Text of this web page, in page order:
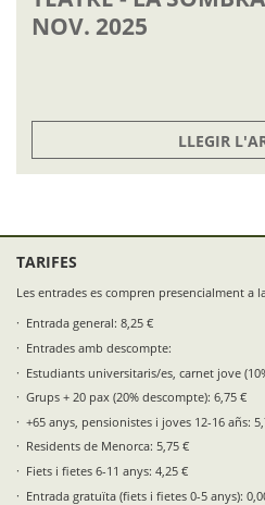
NOV. 2025
LLEGIR
TARIFES
Les entrades es compren presencialment a
Entrada general: 8,25 €
Entrades amb descompte:
Estudiants universitaris/es, carnet jove
Grups + 20 pax (20% descompte): 6,75 €
+65 anys, pensionistes i joves 12-16 añs:
Residents de Menorca: 5,75 €
Fiets i fietes 6-11 anys: 4,25 €
Entrada gratuïta (fiets i fietes 0-5 anys):